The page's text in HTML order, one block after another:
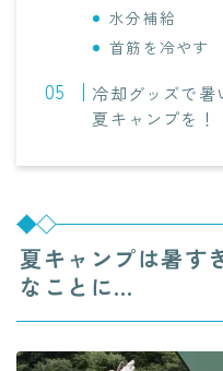
水分補給
首筋を冷やす
冷却グッズで暑
夏キャンプを！
夏キャンプは暑す
なことに…